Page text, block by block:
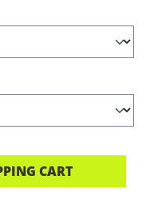
DESIRED
CART